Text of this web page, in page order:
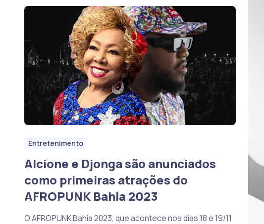
Entretenimento
Alcione e Djonga são anunciados
como primeiras atrações do
AFROPUNK Bahia 2023
O AFROPUNK Bahia 2023, que acontece nos dias 18 e 19/11